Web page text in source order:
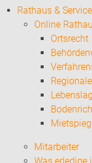
Rathaus & Service
Online
Ortsrecht
Mitarbeiter